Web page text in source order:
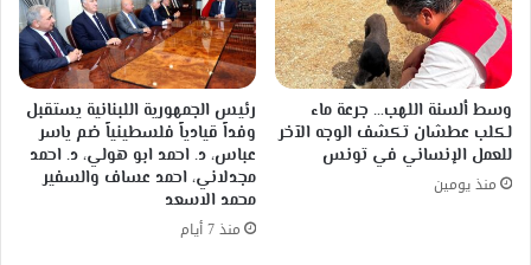
وسط ألسنة اللهب… جرعة ماء
لكلب عطشان تكشف الوجه الآخر
للعمل الإنساني في تونس
منذ يومين
رئيس الجمهورية اللبنانية يستقبل
وفداً قيادياً فلسطينياً ضم ياسر
عباس، د. احمد ابو هولي، د. احمد
مجدلاني، احمد عساف والسفير
محمد الاسعد
منذ 7 أيام